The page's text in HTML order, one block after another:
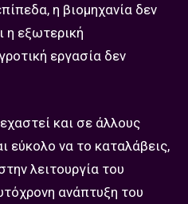
η βιομηχανία δεν
η εξωτερική
εργασία δεν
και σε άλλους
εύκολο να το καταλάβεις,
λειτουργία του
ανάπτυξη του